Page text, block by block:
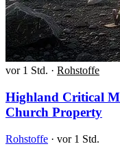
vor 1 Std. · Rohstoffe
Highland Critical
Church Property
Rohstoffe · vor 1 Std.